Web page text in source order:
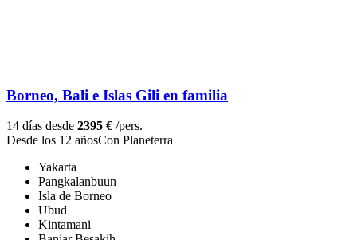
Borneo, Bali e Islas Gili en familia
14 días desde 2395 € /pers.
Desde los 12 añosCon Planeterra
Yakarta
Pangkalanbuun
Isla de Borneo
Ubud
Kintamani